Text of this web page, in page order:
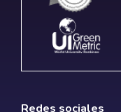
Redes sociales